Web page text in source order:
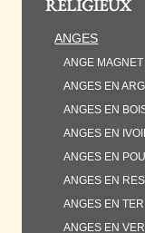
RELIGIEUX
ANGES
ANGE MAGNET
ANGES EN
ANGES EN
ANGES EN
ANGES EN
ANGES EN
ANGES EN
ANGES EN